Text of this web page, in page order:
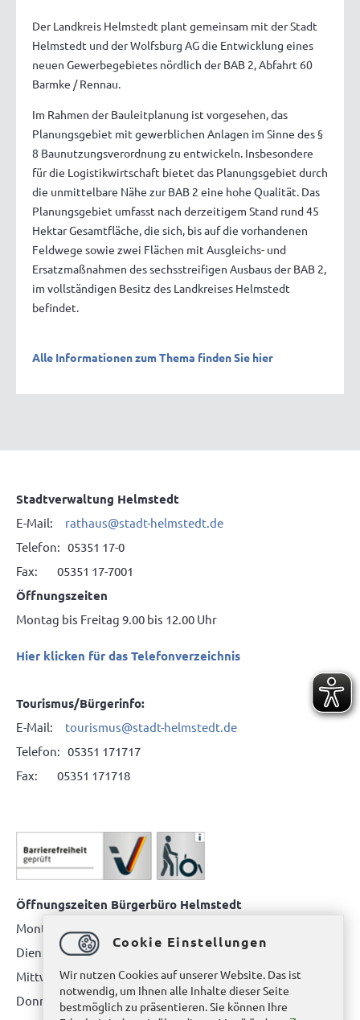
Der Landkreis Helmstedt plant gemeinsam mit der Stadt
Helmstedt und der Wolfsburg AG die Entwicklung eines
neuen Gewerbegebietes nördlich der BAB 2, Abfahrt 60
Barmke / Rennau.
Im Rahmen der Bauleitplanung ist vorgesehen, das
Planungsgebiet mit gewerblichen Anlagen im Sinne des §
8 Baunutzungsverordnung zu entwickeln. Insbesondere
für die Logistikwirtschaft bietet das Planungsgebiet durch
die unmittelbare Nähe zur BAB 2 eine hohe Qualität. Das
Planungsgebiet umfasst nach derzeitigem Stand rund 45
Hektar Gesamtfläche, die sich, bis auf die vorhandenen
Feldwege sowie zwei Flächen mit Ausgleichs- und
Ersatzmaßnahmen des sechsstreifigen Ausbaus der BAB 2,
im vollständigen Besitz des Landkreises Helmstedt
befindet.
Alle Informationen zum Thema finden Sie hier
Stadtverwaltung Helmstedt
E-Mail: rathaus@stadt-helmstedt.de
Telefon: 05351 17-0
Fax: 05351 17-7001
Öffnungszeiten
Montag bis Freitag 9.00 bis 12.00 Uhr
Hier klicken für das Telefonverzeichnis
Tourismus/Bürgerinfo:
E-Mail: tourismus@stadt-helmstedt.de
Telefon: 05351 171717
Fax: 05351 171718
Öffnungszeiten Bürgerbüro Helmstedt
Montag: 08.00 bis 12.00 Uhr
Dienstag: 08.00 bis 12.00 Uhr & 15.00 Uhr bis 17.00 Uhr
Mittwoch: nur nach Terminvereinbarung
Donnerstag: 08.00 bis 12.00 Uhr & 14.00 Uhr bis 16.00 Uhr
Cookie Einstellungen
Wir nutzen Cookies auf unserer Website. Das ist
notwendig, um Ihnen alle Inhalte dieser Seite
bestmöglich zu präsentieren. Sie können Ihre